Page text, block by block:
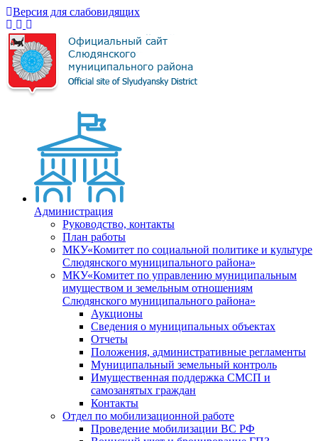
Версия для слабовидящих
Администрация
Руководство, контакты
План работы
МКУ«Комитет по социальной политике и культуре
Слюдянского муниципального района»
МКУ«Комитет по управлению муниципальным
имуществом и земельным отношениям
Слюдянского муниципального района»
Аукционы
Сведения о муниципальных объектах
Отчеты
Положения, административные регламенты
Муниципальный земельный контроль
Имущественная поддержка СМСП и
самозанятых граждан
Контакты
Отдел по мобилизационной работе
Проведение мобилизации ВС РФ